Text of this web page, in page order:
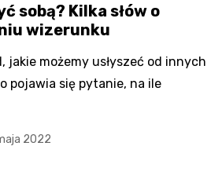
sobą? Kilka słów o
wizerunku
możemy usłyszeć od innych
pojawia się pytanie, na ile
2022